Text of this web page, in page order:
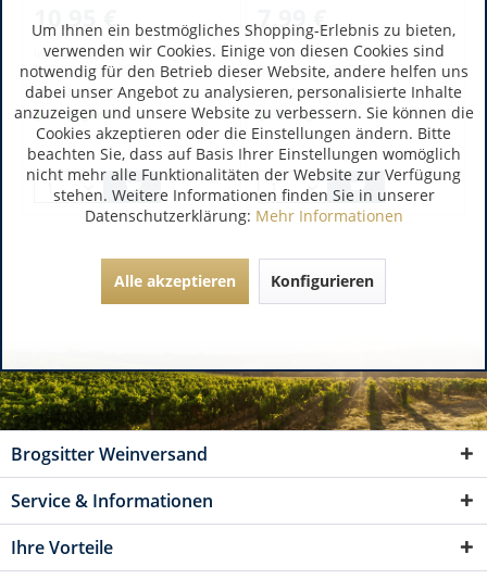
10,95 €
inkl. MwSt.
0.75 Liter(14,60 € / 1 Liter)
Art.-Nr.:9377
Verfügbar
7,99 €
inkl. MwSt.
0.75 Liter(10,65 € / 1 Liter)
Art.-Nr.:6208
Verfügbar
Brogsitter Weinversand
Service & Informationen
Ihre Vorteile
Um Ihnen ein bestmögliches Shopping-Erlebnis zu bieten,
verwenden wir Cookies. Einige von diesen Cookies sind
notwendig für den Betrieb dieser Website, andere helfen uns
dabei unser Angebot zu analysieren, personalisierte Inhalte
anzuzeigen und unsere Website zu verbessern. Sie können die
Cookies akzeptieren oder die Einstellungen ändern. Bitte
beachten Sie, dass auf Basis Ihrer Einstellungen womöglich
nicht mehr alle Funktionalitäten der Website zur Verfügung
stehen. Weitere Informationen finden Sie in unserer
Datenschutzerklärung: Mehr Informationen
Alle akzeptieren Konfigurieren